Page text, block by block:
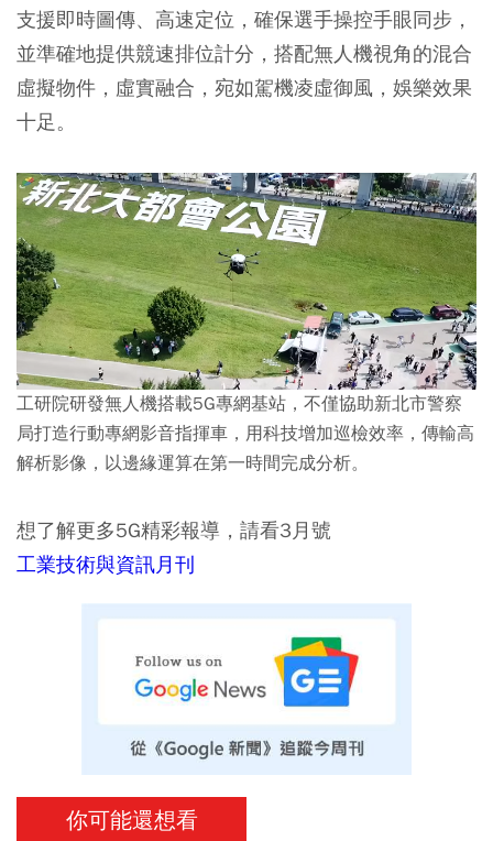
支援即時圖傳、高速定位，確保選手操控手眼同步，
並準確地提供競速排位計分，搭配無人機視角的混合
虛擬物件，虛實融合，宛如駕機凌虛御風，娛樂效果
十足。
工研院研發無人機搭載5G專網基站，不僅協助新北市警察
局打造行動專網影音指揮車，用科技增加巡檢效率，傳輸高
解析影像，以邊緣運算在第一時間完成分析。
想了解更多5G精彩報導，請看3月號
工業技術與資訊月刊
你可能還想看